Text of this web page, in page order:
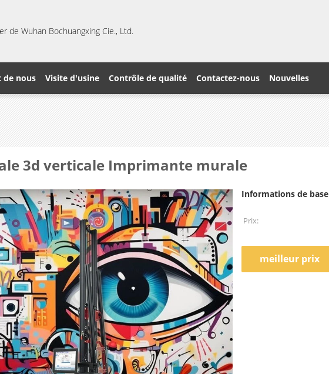
de Wuhan Bochuangxing Cie., Ltd.
de nous Visite d'usine Contrôle de qualité Contactez-nous Nouvelles
3d verticale Imprimante murale
Informations de base
Prix:
meilleur prix